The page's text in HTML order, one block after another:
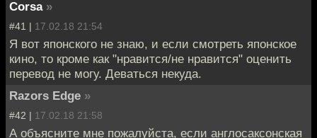
Corsa »
#41 | 17.02.18 21:54
Я вот японского не знаю, и если смотреть японское
кино, то кроме как "нравится/не нравится" оценить
перевод не могу. Деваться некуда.
Razors Edge »
#42 | 17.02.18 21:58
А объясните мне пожалуйста, если англосаксонская